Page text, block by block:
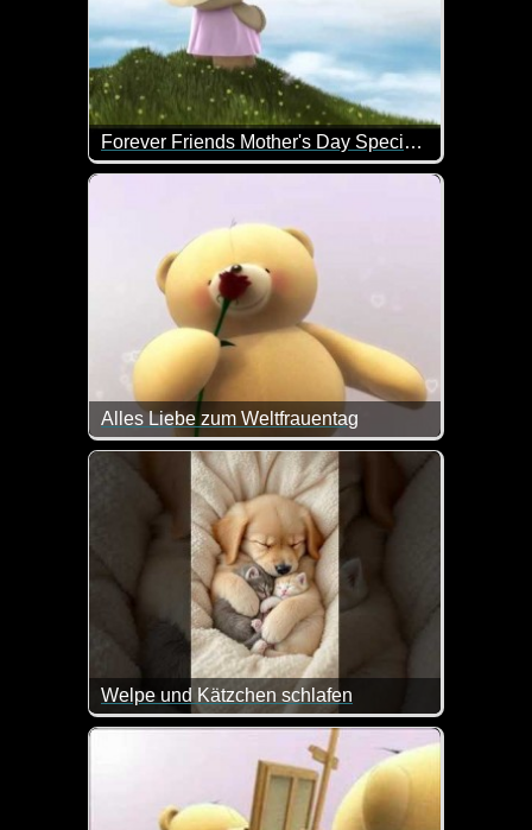
Forever Friends Mother's Day Special Delivery
Alles Liebe zum Muttertag!
Alles Liebe zum Weltfrauentag
Alles Liebe zum internationalen Frauentag
Welpe und Kätzchen schlafen
Na, da geht einem doch das Herz auf.